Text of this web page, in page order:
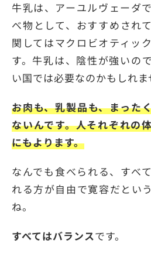
牛乳は、アーユルヴェーダ
べ物として、おすすめされ
関してはマクロビオティッ
す。牛乳は、陰性が強いの
い国では必要なのかもしれま
お肉も、乳製品も、まった
ないんです。人それぞれの
にもよります。
なんでも食べられる、すべ
れる方が自由で寛容だとい
ね。
すべてはバランスです。